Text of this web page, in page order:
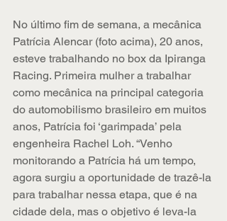
No último fim de semana, a mecânica
Patrícia Alencar (foto acima), 20 anos,
esteve trabalhando no box da Ipiranga
Racing. Primeira mulher a trabalhar
como mecânica na principal categoria
do automobilismo brasileiro em muitos
anos, Patrícia foi ‘garimpada’ pela
engenheira Rachel Loh. “Venho
monitorando a Patrícia há um tempo,
agora surgiu a oportunidade de trazê-la
para trabalhar nessa etapa, que é na
cidade dela, mas o objetivo é leva-la